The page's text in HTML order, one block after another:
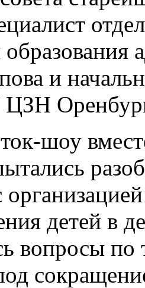
и
ЦЗН
шоу
детей в
вопросы по